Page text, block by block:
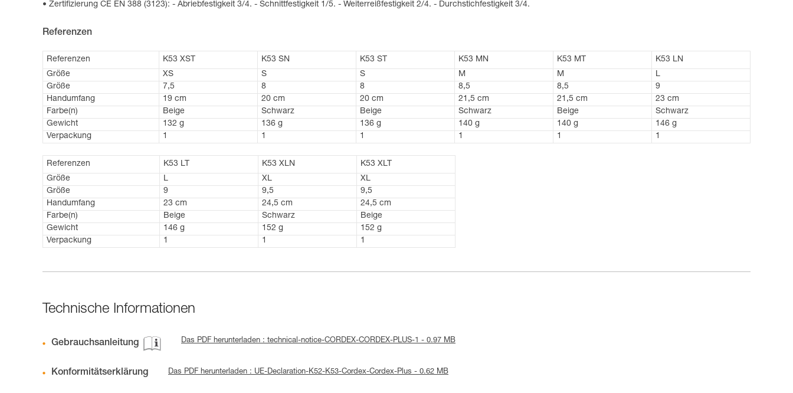
Zertifizierung CE EN 388 (3123): - Abriebfestigkeit 3/4. - Schnittfestigkeit 1/5. - Weiterreißfestigkeit 2/4. - Durchstichfestigkeit 3/4.
Referenzen
Referenzen K53 XST K53 SN K53 ST K53 MN K53 MT
K53 LN
Größe
XS S S M M
L
Größe
7,5 8 8 8,5 8,5
9
Handumfang
19 cm 20 cm 20 cm 21,5 cm 21,5 cm
23 cm
Farbe(n)
Beige Schwarz Beige Schwarz Beige
Schwarz
Gewicht
132 g 136 g 136 g 140 g 140 g
146 g
Verpackung
1 1 1 1 1 1
Referenzen K53 LT K53 XLN
K53 XLT
Größe
L XL
XL
Größe
9 9,5
9,5
Handumfang
23 cm 24,5 cm
24,5 cm
Farbe(n)
Beige Schwarz
Beige
Gewicht
146 g 152 g
152 g
Verpackung
1 1 1
Technische Informationen
Gebrauchsanleitung Das PDF herunterladen : technical-notice-CORDEX-CORDEX-PLUS-1 - 0.97 MB
Konformitätserklärung Das PDF herunterladen : UE-Declaration-K52-K53-Cordex-Cordex-Plus - 0.62 MB